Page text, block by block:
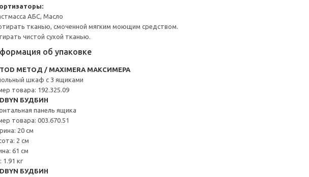
АБС, Масло
тканью, смоченной мягким моющим средством.
чистой сухой тканью.
об упаковке
МЕТОД / MAXIMERA МАКСИМЕРА
шкаф с 3 ящиками
товара: 192.325.09
БУДБИН
панель ящика
товара: 003.670.51
20 см
2 см
61 см
1.91 кг
БУДБИН